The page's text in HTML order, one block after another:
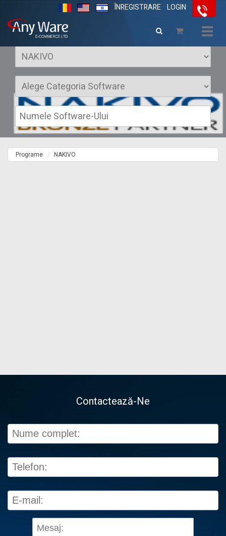
LOGIN
ÎNREGISTRARE
Software NAKIVO
Programe NAKIVO
Contactează-Ne